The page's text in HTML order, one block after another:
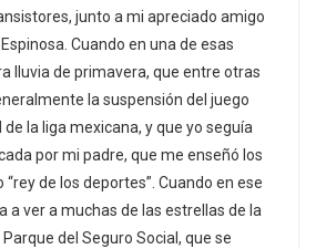
junto a mi apreciado amigo
Cuando en una de esas
lluvia de primavera, que entre otras
la suspensión del juego
la liga mexicana, y que yo seguía
por mi padre, que me enseñó los
de los deportes”. Cuando en ese
a ver a muchas de las estrellas de la
del Seguro Social, que se